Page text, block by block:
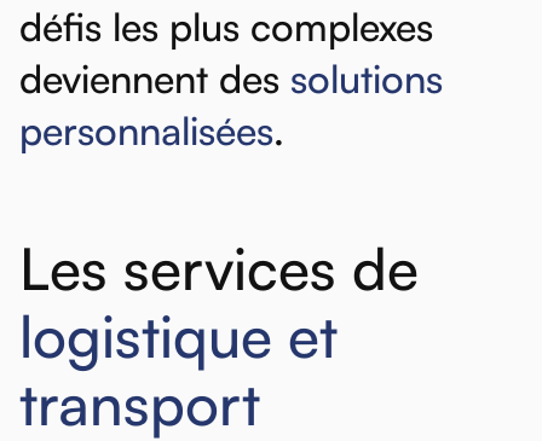
défis les plus complexes
deviennent des solutions
personnalisées.
Les services de
logistique et
transport